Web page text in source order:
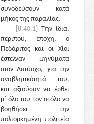
συνοδεύσουν κατά
μήκος της παραλίας.
[8.40.1]
Την ίδια,
περίπου, εποχή, ο
Πεδάριτος και οι Χίοι
έστελναν μηνύματα
στον Αστύοχο, για την
αναβλητικότητά του,
και αξιούσαν να έρθει
μ᾽ όλο του τον στόλο να
βοηθήσει την
πολιορκημένη πολιτεία